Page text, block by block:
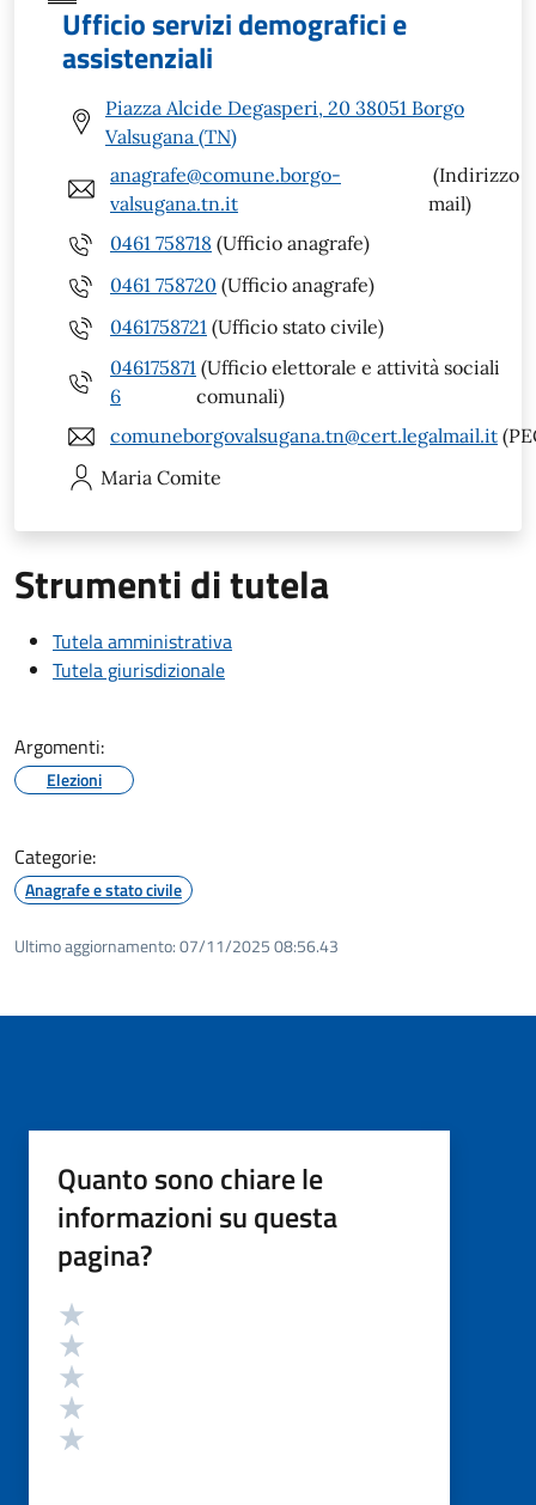
Ufficio servizi demografici e
assistenziali
Piazza Alcide Degasperi, 20 38051 Borgo
Valsugana (TN)
anagrafe@comune.borgo-
valsugana.tn.it
(Indirizzo
mail)
0461 758718 (Ufficio anagrafe)
0461 758720 (Ufficio anagrafe)
0461758721 (Ufficio stato civile)
046175871
6
(Ufficio elettorale e attività sociali
comunali)
comuneborgovalsugana.tn@cert.legalmail.it
Maria Comite
Strumenti di tutela
Tutela amministrativa
Tutela giurisdizionale
Argomenti:
Elezioni
Categorie:
Anagrafe e stato civile
Ultimo aggiornamento:07/11/2025 08:56.43
Quanto sono chiare le
informazioni su questa
pagina?
Valutazione